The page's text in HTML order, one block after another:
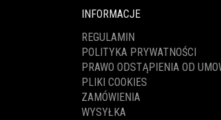
INFORMACJE
REGULAMIN
POLITYKA PRYWATNOŚCI
PRAWO ODSTĄPIENIA OD
PLIKI COOKIES
ZAMÓWIENIA
WYSYŁKA